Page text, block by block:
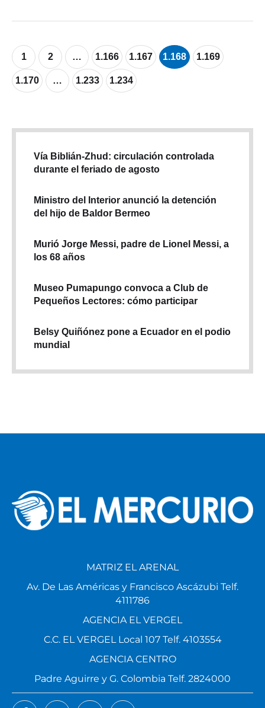
nacionalidad ecuatoriana, causó un …
1 2 … 1.166 1.167 1.168 1.169
1.170 … 1.233 1.234
Vía Biblián-Zhud: circulación controlada
durante el feriado de agosto
Ministro del Interior anunció la detención
del hijo de Baldor Bermeo
Murió Jorge Messi, padre de Lionel Messi, a
los 68 años
Museo Pumapungo convoca a Club de
Pequeños Lectores: cómo participar
Belsy Quiñónez pone a Ecuador en el podio
mundial
MATRIZ EL ARENAL
Av. De Las Américas y Francisco Ascázubi Telf.
4111786
AGENCIA EL VERGEL
C.C. EL VERGEL Local 107 Telf. 4103554
AGENCIA CENTRO
Padre Aguirre y G. Colombia Telf. 2824000